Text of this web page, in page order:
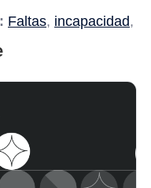
Faltas, incapacidad,